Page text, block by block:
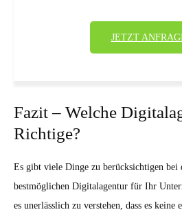
JETZT
Fazit – Welche
Richtige?
Es gibt viele Dinge zu berücksichtigen bei
bestmöglichen Digitalagentur für Ihr
es unerlässlich zu verstehen, dass es